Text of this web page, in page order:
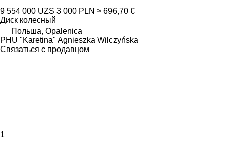
9 554 000 UZS 3 000 PLN ≈ 696,70 €
Диск колесный
Польша, Opalenica
PHU "Karetina" Agnieszka Wilczyńska
Связаться с продавцом
1